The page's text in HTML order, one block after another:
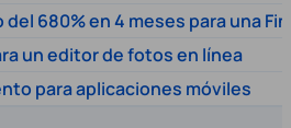
680% en 4 meses para una
un editor de fotos en línea
para aplicaciones móviles